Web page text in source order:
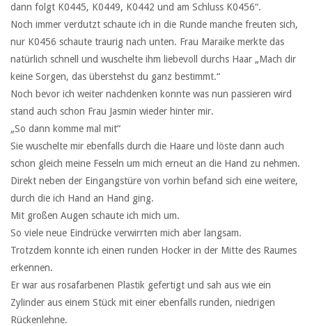
dann folgt K0445, K0449, K0442 und am Schluss K0456“.
Noch immer verdutzt schaute ich in die Runde manche freuten sich,
nur K0456 schaute traurig nach unten. Frau Maraike merkte das
natürlich schnell und wuschelte ihm liebevoll durchs Haar „Mach dir
keine Sorgen, das überstehst du ganz bestimmt.“
Noch bevor ich weiter nachdenken konnte was nun passieren wird
stand auch schon Frau Jasmin wieder hinter mir.
„So dann komme mal mit“
Sie wuschelte mir ebenfalls durch die Haare und löste dann auch
schon gleich meine Fesseln um mich erneut an die Hand zu nehmen.
Direkt neben der Eingangstüre von vorhin befand sich eine weitere,
durch die ich Hand an Hand ging.
Mit großen Augen schaute ich mich um.
So viele neue Eindrücke verwirrten mich aber langsam.
Trotzdem konnte ich einen runden Hocker in der Mitte des Raumes
erkennen.
Er war aus rosafarbenen Plastik gefertigt und sah aus wie ein
Zylinder aus einem Stück mit einer ebenfalls runden, niedrigen
Rückenlehne.